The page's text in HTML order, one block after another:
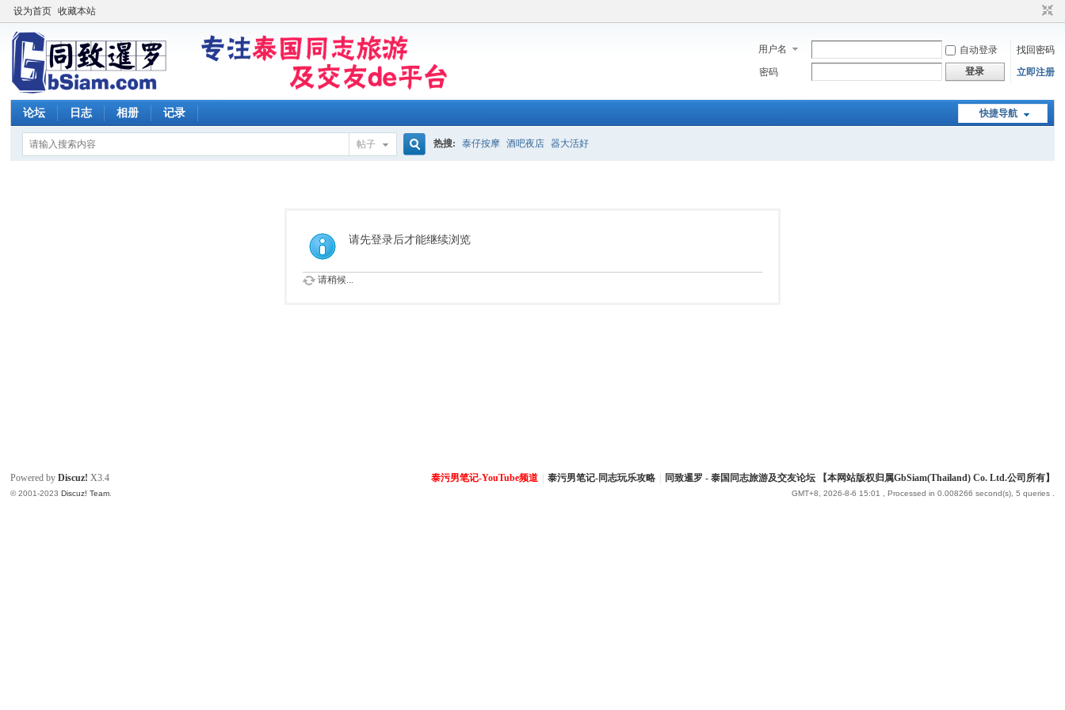
设为首页 收藏本站
用户名 自动登录
找回密码
密码
登录 立即注册
快捷导航
论坛 日志 相册 记录
帖子
索
热搜: 泰仔按摩 酒吧夜店 器大活好
请先登录后才能继续浏览
请稍候...
泰污男笔记-YouTube频道 泰污男笔记-同志玩乐攻略 同致暹罗 - 泰国同志旅游及交友论坛 【本网站版权归属GbSiam(Thailand) Co. Ltd.公司所有】
GMT+8, 2026-8-6 15:01 , Processed in 0.008266 second(s), 5 queries .
Powered byDiscuz! X3.4
© 2001-2023Discuz! Team